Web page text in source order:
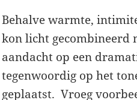
Behalve warmte,
kon licht gecombineerd
aandacht op een
tegenwoordig op het
geplaatst. Vroeg